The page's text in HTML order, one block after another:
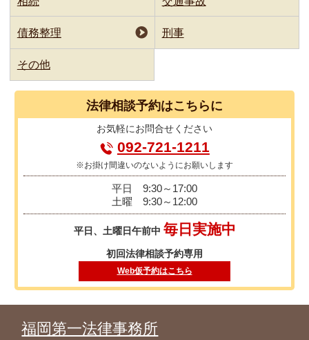
債務整理 刑事
その他
法律相談予約はこちらに
お気軽にお問合せください
092-721-1211
※お掛け間違いのないようにお願いします
平日
9:30～17:00
土曜
9:30～12:00
平日、土曜日午前中 毎日実施中
初回法律相談予約専用
Web仮予約はこちら
福岡第一法律事務所